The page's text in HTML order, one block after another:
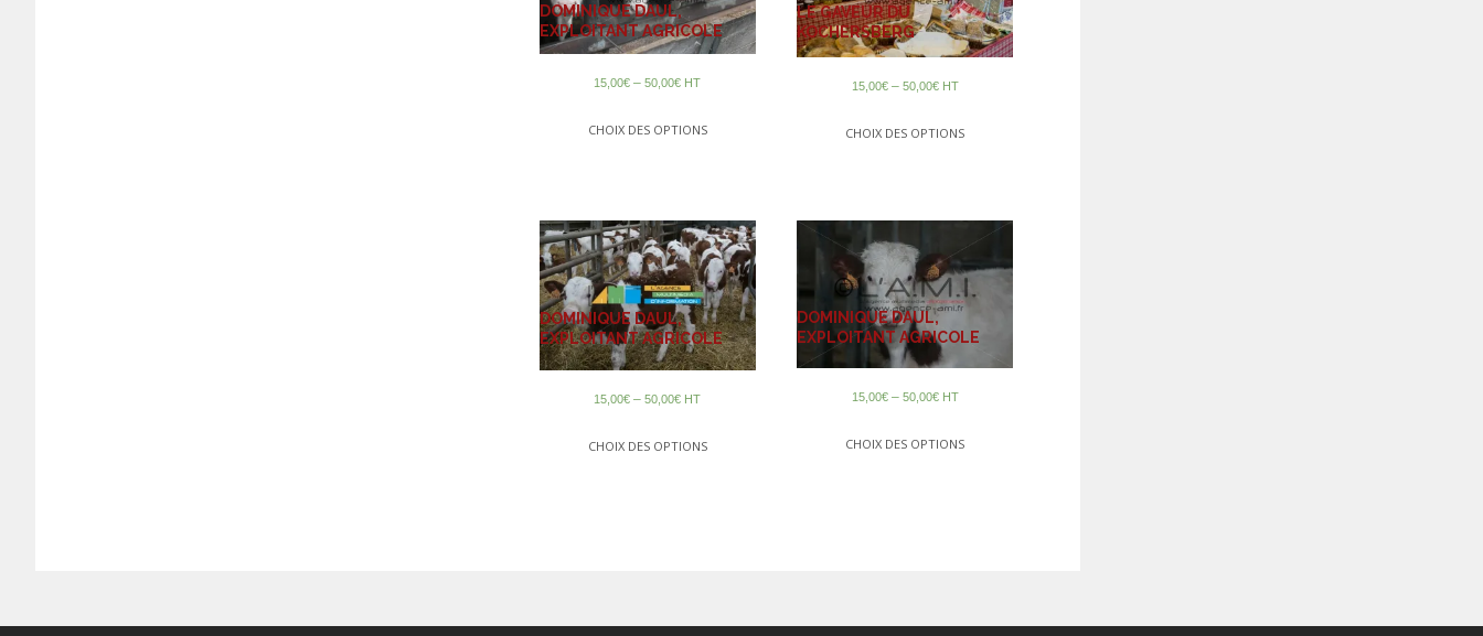
DOMINIQUE DAUL,
EXPLOITANT AGRICOLE
15,00€ –50,00€ HT
CHOIX DES OPTIONS
LE GAVEUR DU
KOCHERSBERG
15,00€– 50,00€ HT
CHOIX DES OPTIONS
DOMINIQUE DAUL,
EXPLOITANT AGRICOLE
15,00€ –50,00€ HT
CHOIX DES OPTIONS
DOMINIQUE DAUL,
EXPLOITANT AGRICOLE
15,00€– 50,00€ HT
CHOIX DES OPTIONS